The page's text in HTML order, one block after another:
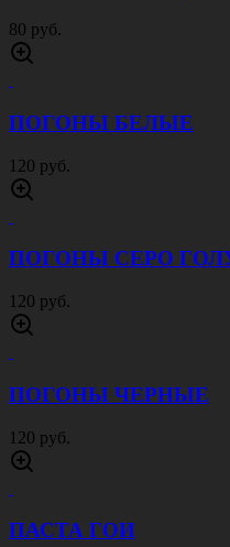
80 руб.
ПОГОНЫ БЕЛЫЕ
120 руб.
ПОГОНЫ СЕРО
120 руб.
ПОГОНЫ ЧЕРНЫЕ
120 руб.
ПАСТА ГОИ